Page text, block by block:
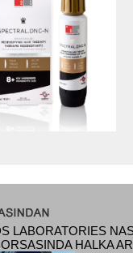
LABORATORIES
HALKA